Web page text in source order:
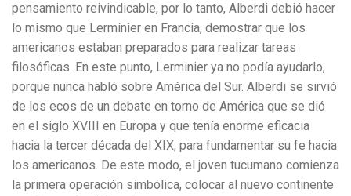
pensamiento reivindicable, por lo tanto, Alberdi debió hacer
lo mismo que Lerminier en Francia, demostrar que los
americanos estaban preparados para realizar tareas
filosóficas. En este punto, Lerminier ya no podía ayudarlo,
porque nunca habló sobre América del Sur. Alberdi se sirvió
de los ecos de un debate en torno de América que se dió
en el siglo XVIII en Europa y que tenía enorme eficacia
hacia la tercer década del XIX, para fundamentar su fe hacia
los americanos. De este modo, el joven tucumano comienza
la primera operación simbólica, colocar al nuevo continente